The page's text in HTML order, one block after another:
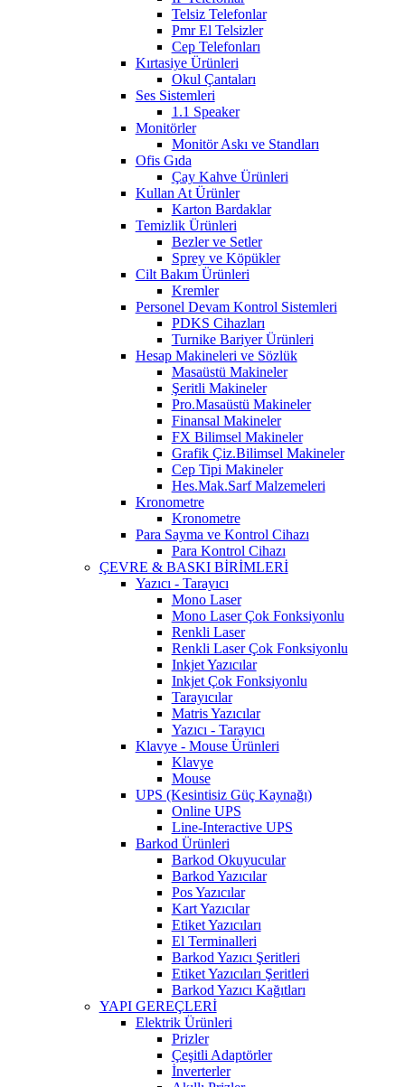
Telsiz Telefonlar
Pmr El Telsizler
Cep Telefonları
Kırtasiye Ürünleri
Okul Çantaları
Ses Sistemleri
1.1 Speaker
Monitörler
Monitör Askı ve Standları
Ofis Gıda
Çay Kahve Ürünleri
Kullan At Ürünler
Karton Bardaklar
Temizlik Ürünleri
Bezler ve Setler
Sprey ve Köpükler
Cilt Bakım Ürünleri
Kremler
Personel Devam Kontrol Sistemleri
PDKS Cihazları
Turnike Bariyer Ürünleri
Hesap Makineleri ve Sözlük
Masaüstü Makineler
Şeritli Makineler
Pro.Masaüstü Makineler
Finansal Makineler
FX Bilimsel Makineler
Grafik Çiz.Bilimsel Makineler
Cep Tipi Makineler
Hes.Mak.Sarf Malzemeleri
Kronometre
Kronometre
Para Sayma ve Kontrol Cihazı
Para Kontrol Cihazı
ÇEVRE & BASKI BİRİMLERİ
Yazıcı - Tarayıcı
Mono Laser
Mono Laser Çok Fonksiyonlu
Renkli Laser
Renkli Laser Çok Fonksiyonlu
Inkjet Yazıcılar
Inkjet Çok Fonksiyonlu
Tarayıcılar
Matris Yazıcılar
Yazıcı - Tarayıcı
Klavye - Mouse Ürünleri
Klavye
Mouse
UPS (Kesintisiz Güç Kaynağı)
Online UPS
Line-Interactive UPS
Barkod Ürünleri
Barkod Okuyucular
Barkod Yazıcılar
Pos Yazıcılar
Kart Yazıcılar
Etiket Yazıcıları
El Terminalleri
Barkod Yazıcı Şeritleri
Etiket Yazıcıları Şeritleri
Barkod Yazıcı Kağıtları
YAPI GEREÇLERİ
Elektrik Ürünleri
Prizler
Çeşitli Adaptörler
İnverterler